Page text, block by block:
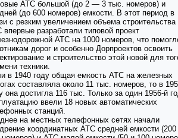
АТС большой (до 2 — 3 тыс. номеров) и
(до 600 номеров) емкости. В этот период в
с резким увеличением объема строительства
впервые разработали типовой проект
АТС на 1000 номеров, что
дорог и особенно Дорпроектов освоить
и строительство этой новой для
техники.
в 1940 году общая емкость АТС на железных
составляла около 11 тыс. номеров, то в
она достигла 116 тыс. Только за один 1956-й
ввели 18 новых автоматических
станций.
на местных телефонных сетях начали
координатных АТС средней емкости